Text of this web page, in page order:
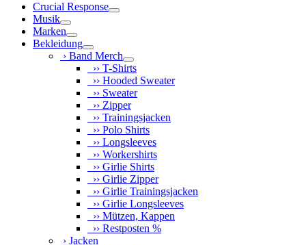
Crucial Response
Musik
Marken
Bekleidung
› Band Merch
›› T-Shirts
›› Hooded Sweater
›› Sweater
›› Zipper
›› Trainingsjacken
›› Polo Shirts
›› Longsleeves
›› Workershirts
›› Girlie Shirts
›› Girlie Zipper
›› Girlie Trainingsjacken
›› Girlie Longsleeves
›› Mützen, Kappen
›› Restposten %
› Jacken